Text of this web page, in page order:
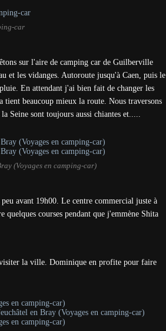
car
sur l'aire de camping car de Guilberville
et les vidanges. Autoroute jusqu'à Caen, puis le
En attendant j'ai bien fait de changer les
tient beaucoup mieux la route. Nous traversons
Seine sont toujours aussi chiantes et.....
(Voyages en camping-car)
avant 19h00. Le centre commercial juste à
courses pendant que j'emmène Shita
la ville. Dominique en profite pour faire